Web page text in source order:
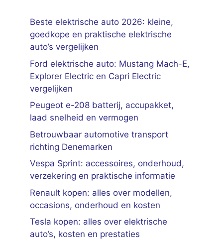
Beste elektrische auto 2026: kleine,
goedkope en praktische elektrische
auto’s vergelijken
Ford elektrische auto: Mustang Mach-E,
Explorer Electric en Capri Electric
vergelijken
Peugeot e-208 batterij, accupakket,
laad snelheid en vermogen
Betrouwbaar automotive transport
richting Denemarken
Vespa Sprint: accessoires, onderhoud,
verzekering en praktische informatie
Renault kopen: alles over modellen,
occasions, onderhoud en kosten
Tesla kopen: alles over elektrische
auto’s, kosten en prestaties